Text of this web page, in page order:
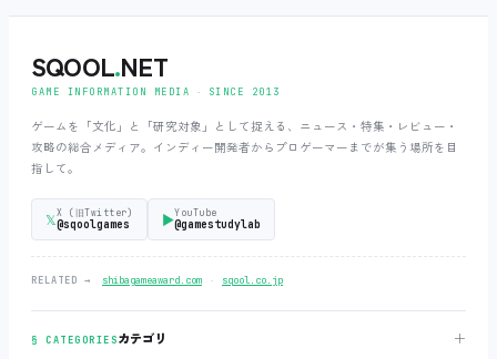
SQOOL.NET
GAME INFORMATION MEDIA ‧ SINCE 2013
ゲームを「文化」と「研究対象」として捉える、ニュース・特集・レビュー・
攻略の総合メディア。インディー開発者からプロゲーマーまでが集う場所を目
指して。
𝕏X (旧Twitter)
@sqoolgames ▶YouTube
@gamestudylab
RELATED → shibagameaward.com ‧ sqool.co.jp
§ CATEGORIESカテゴリ ＋